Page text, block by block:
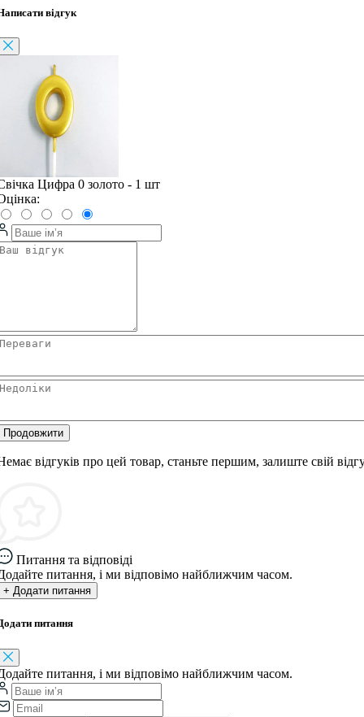
відгук
Цифра 0 золото - 1 шт
Продовжити
відгуків про цей товар, станьте першим, залиште свій
Питання та відповіді
питання, і ми відповімо найближчим часом.
+ Додати питання
питання
питання, і ми відповімо найближчим часом.